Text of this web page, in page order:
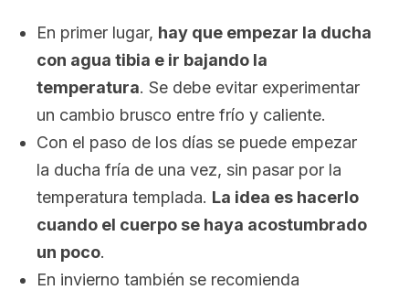
En primer lugar, hay que empezar la ducha
con agua tibia e ir bajando la
temperatura. Se debe evitar experimentar
un cambio brusco entre frío y caliente.
Con el paso de los días se puede empezar
la ducha fría de una vez, sin pasar por la
temperatura templada. La idea es hacerlo
cuando el cuerpo se haya acostumbrado
un poco.
En invierno también se recomienda